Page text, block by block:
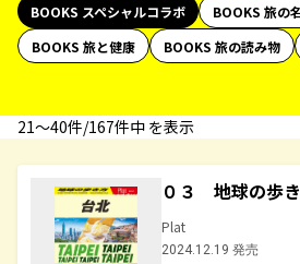
BOOKS スペシャルコラボ
BOOKS 旅の
BOOKS 旅と健康
BOOKS 旅の読み物
21〜40件/167件中 を表示
０３ 地球の歩
Plat
2024.12.19 発売